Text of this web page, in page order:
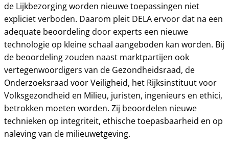
de Lijkbezorging worden nieuwe toepassingen niet
expliciet verboden. Daarom pleit DELA ervoor dat na een
adequate beoordeling door experts een nieuwe
technologie op kleine schaal aangeboden kan worden. Bij
de beoordeling zouden naast marktpartijen ook
vertegenwoordigers van de Gezondheidsraad, de
Onderzoeksraad voor Veiligheid, het Rijksinstituut voor
Volksgezondheid en Milieu, juristen, ingenieurs en ethici,
betrokken moeten worden. Zij beoordelen nieuwe
technieken op integriteit, ethische toepasbaarheid en op
naleving van de milieuwetgeving.